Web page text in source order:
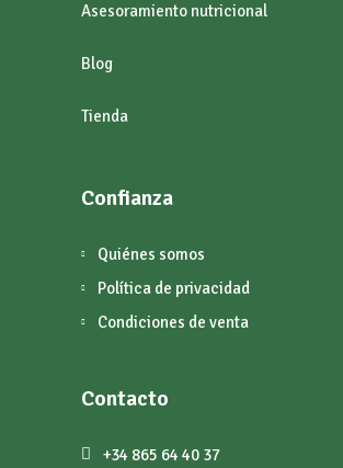
Asesoramiento nutricional
Blog
Tienda
Confianza
Quiénes somos
Política de privacidad
Condiciones de venta
Contacto
+34 865 64 40 37